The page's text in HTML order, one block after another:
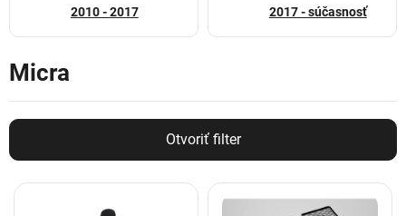
2010 - 2017 2017 - súčasnosť
Micra
Otvoriť filter
V